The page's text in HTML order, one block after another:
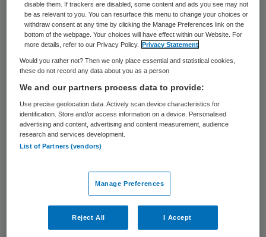
Jacomien de Jong wordt de nieuwe
directeur van de Huisartsen Coöperatie
Amstelland. Zij volgt daarmee Marianne
Oomens op.
De Jong (39) was de afgelopen acht jaar
werkzaam als adviseur bij Rijnconsult en
was voornamelijk actief in de zorgsector en
het sociaal domein. Zij neemt vanaf 20
Coöperatie Amstelland (HCA), de
overkoepelende organisatie van huisartsen
die werken in de regio Amstelland.
disable them. If trackers are disabled, some content and ads you see may not
be as relevant to you. You can resurface this menu to change your choices or
withdraw consent at any time by clicking the Manage Preferences link on the
bottom of the webpage. Your choices will have effect within our Website. For
more details, refer to our Privacy Policy.
Privacy Statement
Would you rather not? Then we only place essential and statistical cookies,
these do not record any data about you as a person
We and our partners process data to provide:
Use precise geolocation data. Actively scan device characteristics for
identification. Store and/or access information on a device. Personalised
advertising and content, advertising and content measurement, audience
research and services development.
List of Partners (vendors)
Manage Preferences
Reject All I Accept